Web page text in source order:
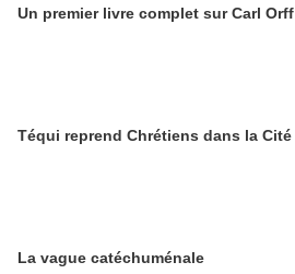
Un premier livre complet sur Carl Orff
Téqui reprend Chrétiens dans la Cité
La vague catéchuménale